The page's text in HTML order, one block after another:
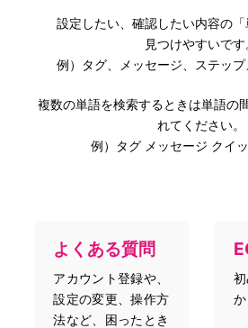
設定したい、確認したい内容の
見つけやすいです
例）タグ、メッセージ、ステッ
複数の単語を検索するときは単語の
れてください。
例）タグ メッセージ クイ
よくある質問
アカウント登録や、
設定の変更、操作方
法など、困ったとき
か